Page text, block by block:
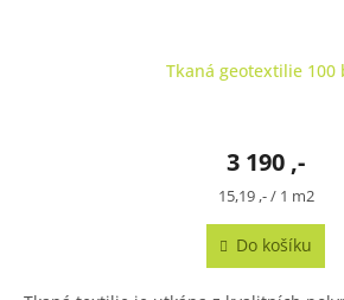
Tkaná geotextilie 100
3 190 ,-
Měrná
15,19 ,- / 1 m2
Do košíku